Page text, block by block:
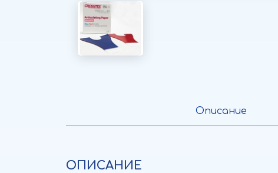
Описание
ОПИСАНИЕ